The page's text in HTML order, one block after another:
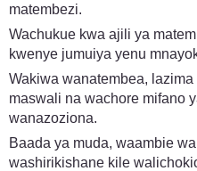
matembezi.
Wachukue kwa ajili ya
kwenye jumuiya yenu
Wakiwa wanatembea,
maswali na wachore mifano
wanazoziona.
Baada ya muda, waambie
washirikishane kile